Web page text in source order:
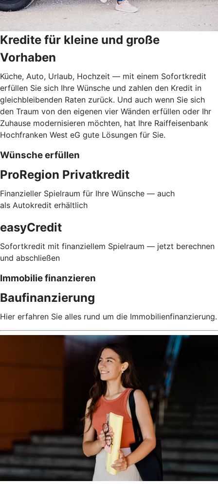
Kredite für kleine und große
Vorhaben
Küche, Auto, Urlaub, Hochzeit — mit einem Sofortkredit
erfüllen Sie sich Ihre Wünsche und zahlen den Kredit in
gleichbleibenden Raten zurück. Und auch wenn Sie sich
den Traum von den eigenen vier Wänden erfüllen oder Ihr
Zuhause modernisieren möchten, hat Ihre Raiffeisenbank
Hochfranken West eG gute Lösungen für Sie.
Wünsche erfüllen
ProRegion Privatkredit
Finanzieller Spielraum für Ihre Wünsche — auch
als Autokredit erhältlich
easyCredit
Sofortkredit mit finanziellem Spielraum — jetzt berechnen
und abschließen
Immobilie finanzieren
Baufinanzierung
Hier erfahren Sie alles rund um die Immobilienfinanzierung.